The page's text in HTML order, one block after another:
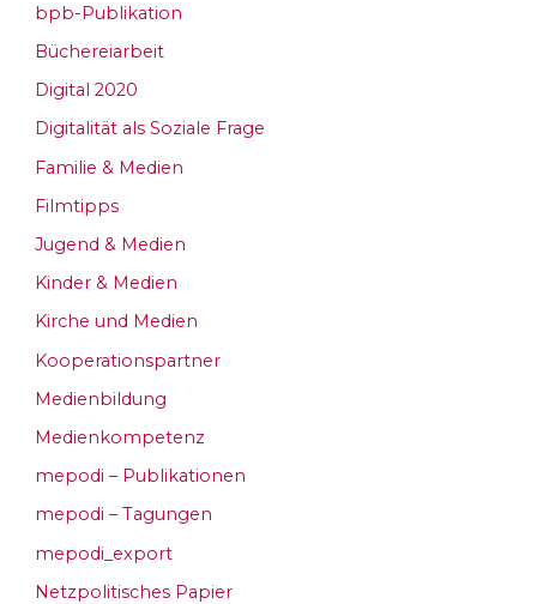
bpb-Publikation
Büchereiarbeit
Digital 2020
Digitalität als Soziale Frage
Familie & Medien
Filmtipps
Jugend & Medien
Kinder & Medien
Kirche und Medien
Kooperationspartner
Medienbildung
Medienkompetenz
mepodi – Publikationen
mepodi – Tagungen
mepodi_export
Netzpolitisches Papier